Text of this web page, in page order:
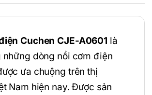
Cuchen CJE-A0601 là
những dòng nồi cơm điện
ưa chuộng trên thị
Nam hiện nay. Được sản